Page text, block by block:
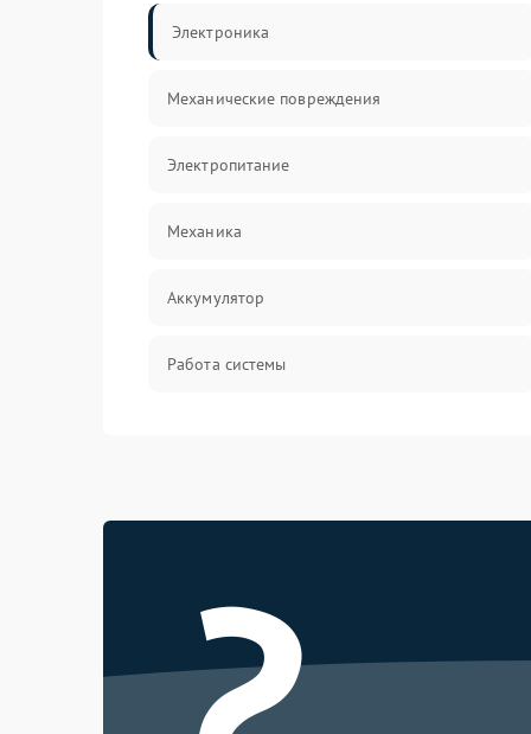
Электроника
Механические повреждения
Электропитание
Механика
Аккумулятор
Работа системы
Мотор
Защита